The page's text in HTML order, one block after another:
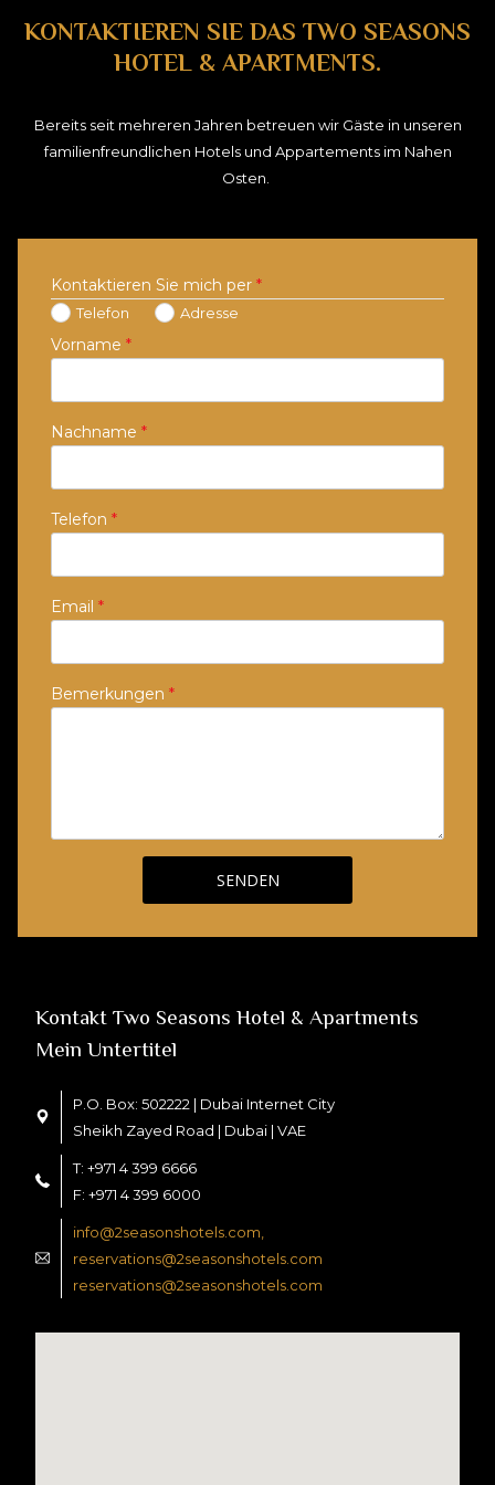
KONTAKTIEREN SIE DAS TWO SEASONS
HOTEL & APARTMENTS.
Bereits seit mehreren Jahren betreuen wir Gäste in unseren
familienfreundlichen Hotels und Appartements im Nahen
Osten.
Kontaktieren Sie mich per *
Telefon Adresse
Vorname *
Nachname *
Telefon *
Email *
Bemerkungen *
SENDEN
Kontakt Two Seasons Hotel & Apartments
Mein Untertitel
P.O. Box: 502222 | Dubai Internet City
Sheikh Zayed Road | Dubai | VAE
T: +971 4 399 6666
F: +971 4 399 6000
info@2seasonshotels.com,
reservations@2seasonshotels.com
reservations@2seasonshotels.com